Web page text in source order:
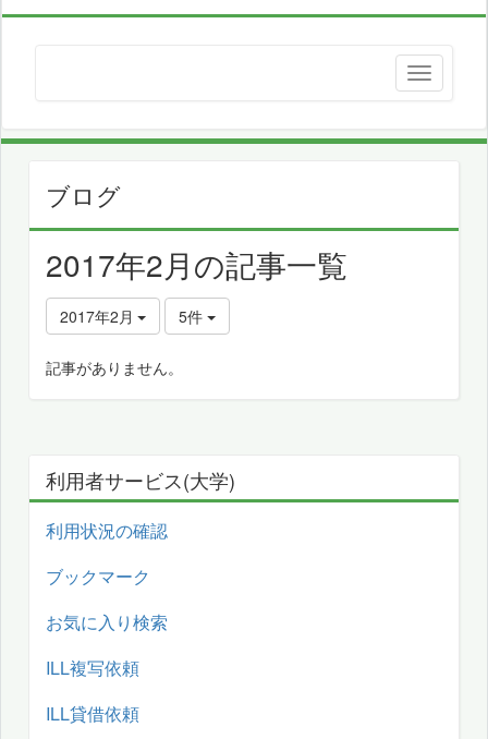
ブログ
2017年2月の記事一覧
2017年2月 5件
記事がありません。
利用者サービス(大学)
利用状況の確認
ブックマーク
お気に入り検索
ILL複写依頼
ILL貸借依頼